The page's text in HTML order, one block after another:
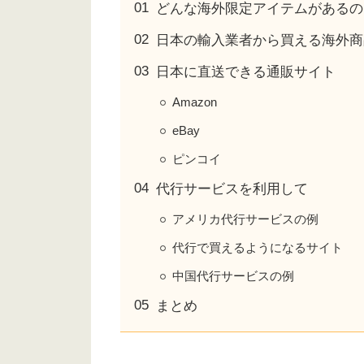
どんな海外限定アイテムがある
日本の輸入業者から買える海外
日本に直送できる通販サイト
Amazon
eBay
ピンコイ
代行サービスを利用して
アメリカ代行サービスの例
代行で買えるようになるサイト
中国代行サービスの例
まとめ